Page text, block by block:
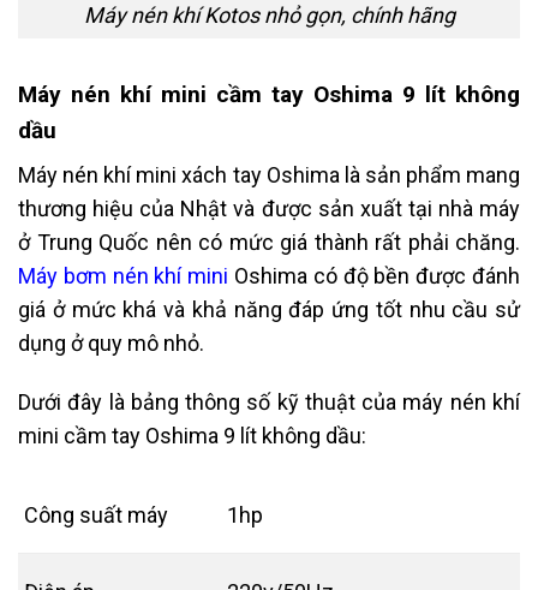
Máy nén khí Kotos nhỏ gọn, chính hãng
Máy nén khí mini cầm tay Oshima 9 lít không
dầu
Máy nén khí mini xách tay Oshima là sản phẩm mang
thương hiệu của Nhật và được sản xuất tại nhà máy
ở Trung Quốc nên có mức giá thành rất phải chăng.
Máy bơm nén khí mini Oshima có độ bền được đánh
giá ở mức khá và khả năng đáp ứng tốt nhu cầu sử
dụng ở quy mô nhỏ.
Dưới đây là bảng thông số kỹ thuật của máy nén khí
mini cầm tay Oshima 9 lít không dầu:
Công suất máy 1hp